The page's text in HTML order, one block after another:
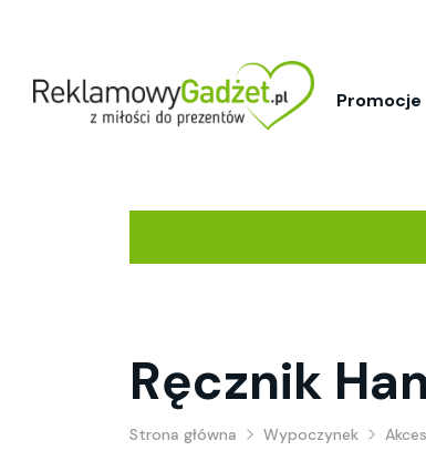
Promocje
Ręcznik
Strona główna Wypoczynek